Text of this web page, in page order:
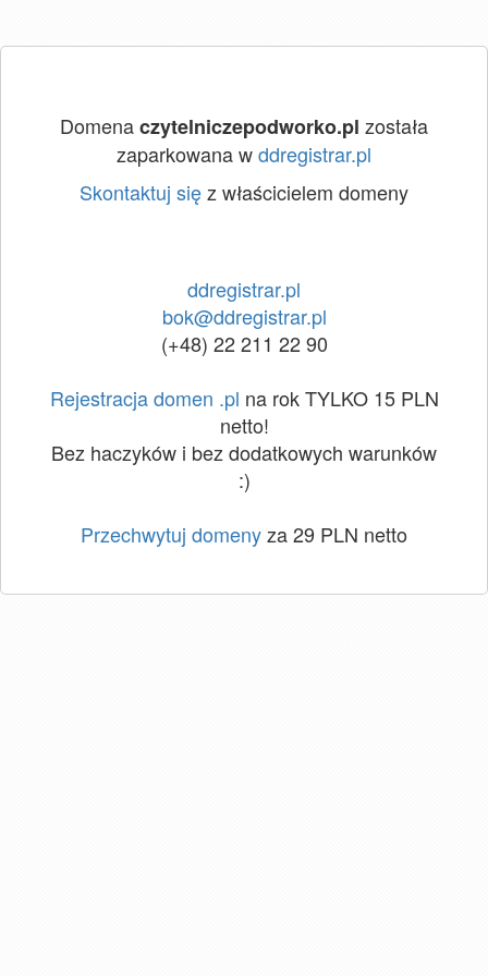
Domenaczytelniczepodworko.pl została
zaparkowana wddregistrar.pl
Skontaktuj sięz właścicielem domeny
ddregistrar.pl
bok@ddregistrar.pl
(+48) 22 211 22 90
Rejestracja domen .pl na rok TYLKO 15 PLN
netto!
Bez haczyków i bez dodatkowych warunków
:)
Przechwytuj domenyza 29 PLN netto